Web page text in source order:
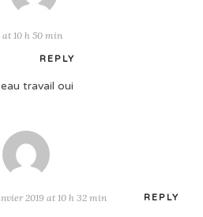
at 10 h 50 min
REPLY
travail oui
2019 at 10 h 32 min REPLY